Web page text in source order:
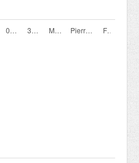
07/08/2026 30/09/2026 16:00 Marché privé Pierreval Agence Rhone Alpes France